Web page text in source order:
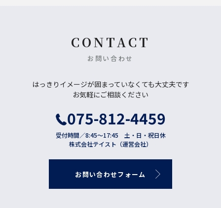
CONTACT
お問い合わせ
はっきりイメージが固まっていなくても大丈夫です
お気軽にご相談ください
075-812-4459
受付時間／8:45〜17:45 土・日・祝日休
株式会社テイスト（運営会社）
お問い合わせフ ォーム